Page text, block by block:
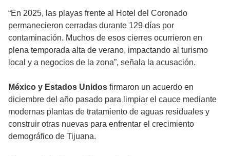
“En 2025, las playas frente al Hotel del Coronado
permanecieron cerradas durante 129 días por
contaminación. Muchos de esos cierres ocurrieron en
plena temporada alta de verano, impactando al turismo
local y a negocios de la zona”, señala la acusación.
México y Estados Unidos firmaron un acuerdo en
diciembre del año pasado para limpiar el cauce mediante
modernas plantas de tratamiento de aguas residuales y
construir otras nuevas para enfrentar el crecimiento
demográfico de Tijuana.